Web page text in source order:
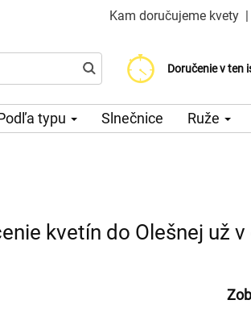
Kam doručujeme kvety |
Doručenie v ten
Poplatok za
Vyberte si
typu Slnečnice Ruže
kvetín do Olešnej už